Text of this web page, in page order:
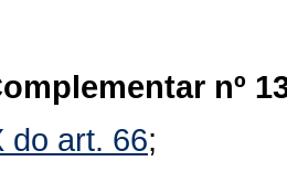
nº
do art. 66;